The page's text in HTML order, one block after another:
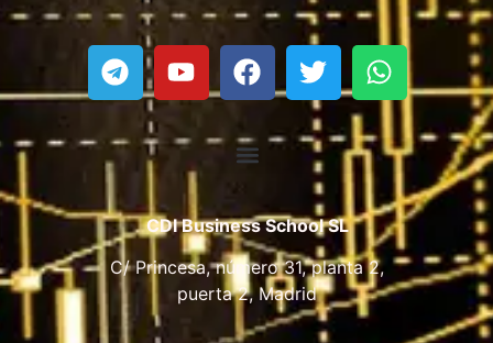
CDI Business School SL
C/ Princesa, número 31, planta 2,
puerta 2, Madrid